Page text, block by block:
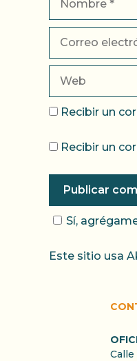
electrónico
Recibir un
Recibir un
Sí,
Este sitio usa